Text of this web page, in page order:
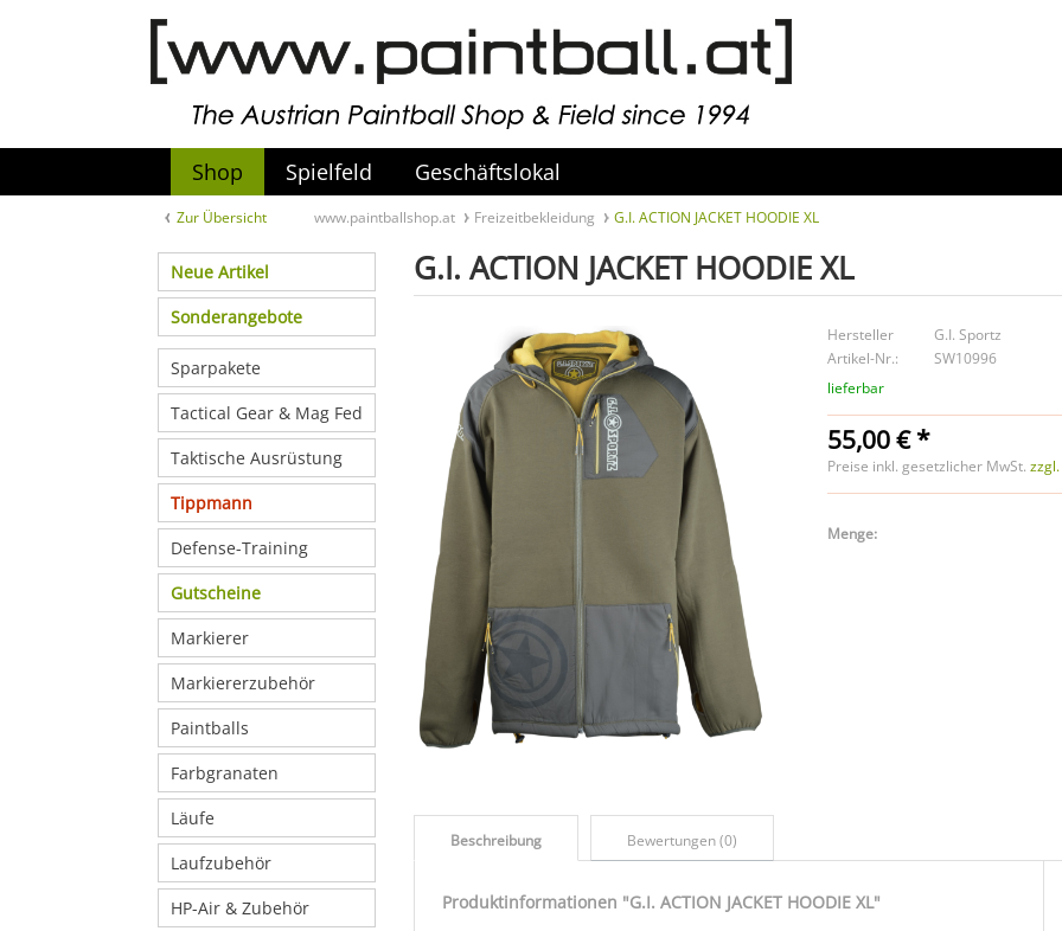
Shop Spielfeld Geschäftslokal
Zur Übersicht www.paintballshop.at Freizeitbekleidung G.I. ACTION JACKET HOODIE XL
Neue Artikel
Sonderangebote
Sparpakete
Tactical Gear & Mag Fed
Taktische Ausrüstung
Tippmann
Defense-Training
Gutscheine
Markierer
Markiererzubehör
Paintballs
Farbgranaten
Läufe
Laufzubehör
HP-Air & Zubehör
G.I. ACTION JACKET HOODIE XL
Hersteller
G.I. Sportz
Artikel-Nr.:
SW10996
lieferbar
55,00 € *
Preise inkl. gesetzlicher MwSt.
Menge:
Beschreibung Bewertungen (0)
Produktinformationen "G.I. ACTION JACKET HOODIE XL"